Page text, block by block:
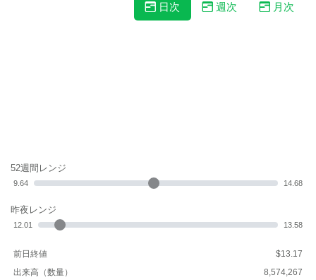
日次
週次 月次
52週間レンジ
9.64 14.68
昨夜レンジ
12.01 13.58
前日終値
$13.17
出来高（数量）
8,574,267